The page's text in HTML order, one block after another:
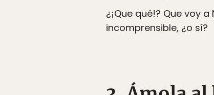
¿¡Que qué!? Que voy
incomprensible, ¿o sí?